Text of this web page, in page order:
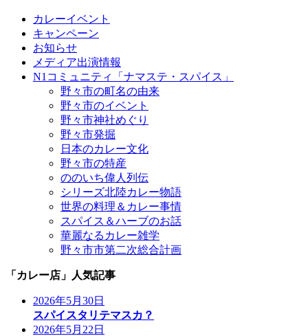
カレーイベント
キャンペーン
お知らせ
メディア出演情報
N1コミュニティ「ナマステ・スパイス」
野々市の町名の由来
野々市のイベント
野々市神社めぐり
野々市発掘
日本のカレー文化
野々市の特産
ののいち偉人列伝
シリーズ北陸カレー物語
世界の料理＆カレー事情
スパイス＆ハーブのお話
華麗なるカレー雑学
野々市市第二次総合計画
「カレー店」人気記事
2026年5月30日
スパイスタリテマスカ？
2026年5月22日